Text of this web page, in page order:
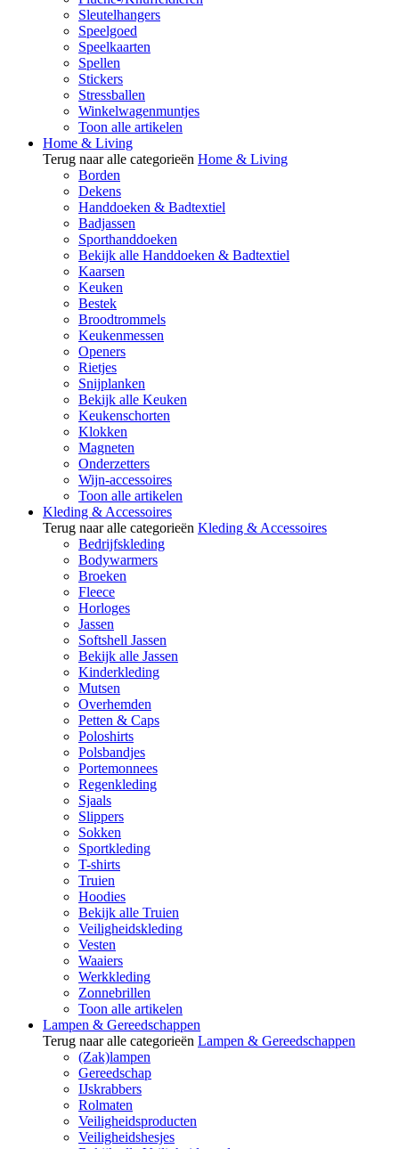
Sleutelhangers
Speelgoed
Speelkaarten
Spellen
Stickers
Stressballen
Winkelwagenmuntjes
Toon alle artikelen
Home & Living
Terug naar alle categorieën Home & Living
Borden
Dekens
Handdoeken & Badtextiel
Badjassen
Sporthanddoeken
Bekijk alle Handdoeken & Badtextiel
Kaarsen
Keuken
Bestek
Broodtrommels
Keukenmessen
Openers
Rietjes
Snijplanken
Bekijk alle Keuken
Keukenschorten
Klokken
Magneten
Onderzetters
Wijn-accessoires
Toon alle artikelen
Kleding & Accessoires
Terug naar alle categorieën Kleding & Accessoires
Bedrijfskleding
Bodywarmers
Broeken
Fleece
Horloges
Jassen
Softshell Jassen
Bekijk alle Jassen
Kinderkleding
Mutsen
Overhemden
Petten & Caps
Poloshirts
Polsbandjes
Portemonnees
Regenkleding
Sjaals
Slippers
Sokken
Sportkleding
T-shirts
Truien
Hoodies
Bekijk alle Truien
Veiligheidskleding
Vesten
Waaiers
Werkkleding
Zonnebrillen
Toon alle artikelen
Lampen & Gereedschappen
Terug naar alle categorieën Lampen & Gereedschappen
(Zak)lampen
Gereedschap
IJskrabbers
Rolmaten
Veiligheidsproducten
Veiligheidshesjes